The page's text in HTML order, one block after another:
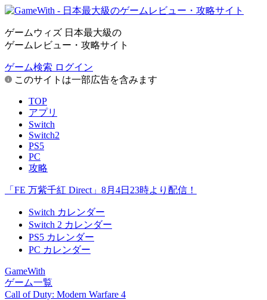
ゲームウィズ 日本最大級の
ゲームレビュー・攻略サイト
ゲーム検索 ログイン
このサイトは一部広告を含みます
TOP
アプリ
Switch
Switch2
PS5
PC
攻略
「FE 万紫千紅 Direct」8月4日23時より配信！
Switch カレンダー
Switch 2 カレンダー
PS5 カレンダー
PC カレンダー
GameWith
ゲーム一覧
Call of Duty: Modern Warfare 4